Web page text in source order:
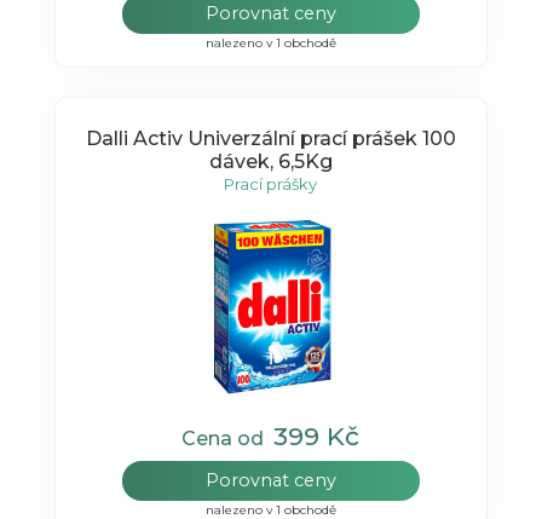
Porovnat ceny
nalezeno v 1 obchodě
Dalli Activ Univerzální prací prášek 100
dávek, 6,5Kg
Prací prášky
Cena od399 Kč
Porovnat ceny
nalezeno v 1 obchodě